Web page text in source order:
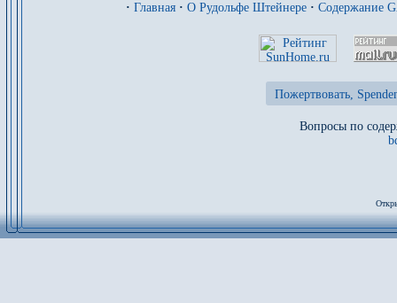
· Главная · О Рудольфе Штейнере · Содержание
Пожертвовать,
Вопросы по